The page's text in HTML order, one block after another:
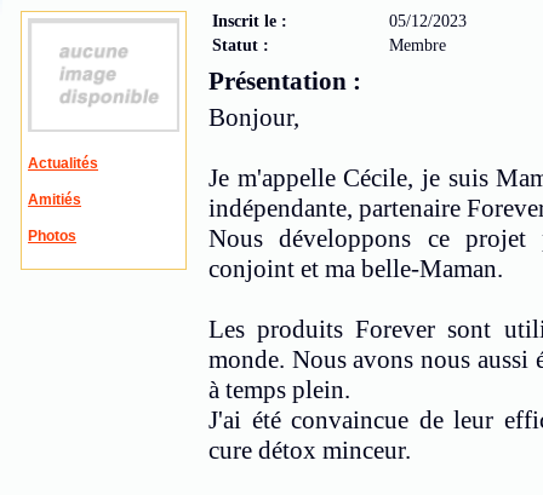
Actualités
Amitiés
Photos
Inscrit le :
05/12/2023
Statut :
Membre
Présentation :
Bonjour,
Je m'appelle Cécile, je suis
indépendante, partenaire
Nous développons ce
conjoint et ma belle-Maman.
Les produits Forever sont
monde. Nous avons nous
à temps plein.
J'ai été convaincue de leur
cure détox minceur.